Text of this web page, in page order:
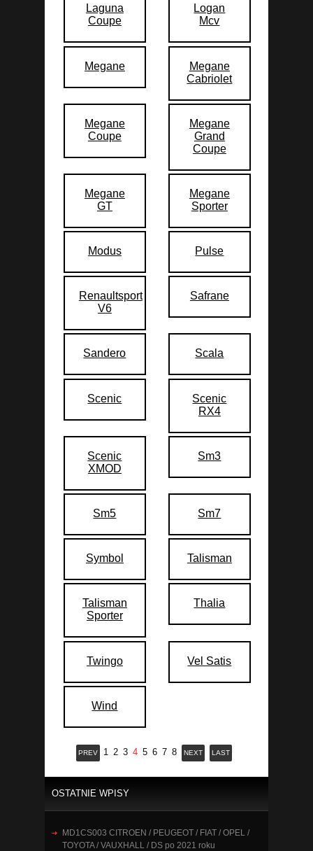
Laguna
Coupe
Logan
Mcv
Megane
Megane
Cabriolet
Megane
Coupe
Megane
Grand
Coupe
Megane
GT
Megane
Sporter
Modus Pulse
Renaultsport
V6
Safrane
Sandero Scala
Scenic
Scenic
RX4
Scenic
XMOD
Sm3
Sm5 Sm7
Symbol Talisman
Talisman
Sporter
Thalia
Twingo Vel Satis
Wind
PREV 1 2 3 4 5 6 7 8 NEXT LAST
OSTATNIE WPISY
MD1CS003 CITROEN / PEUGEOT / FIAT / OPEL /
TOYOTA / VAUXHALL / DS po 2021 roku